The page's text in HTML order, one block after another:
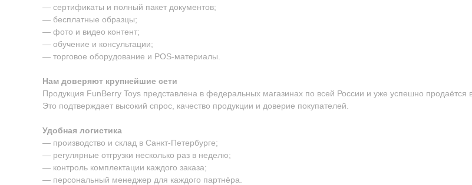
— сертификаты и полный пакет документов;
— бесплатные образцы;
— фото и видео контент;
— обучение и консультации;
— торговое оборудование и POS-материалы.
Нам доверяют крупнейшие сети
Продукция FunBerry Toys представлена в федеральных магазинах по всей России и уже успешно продаётся
Это подтверждает высокий спрос, качество продукции и доверие покупателей.
Удобная логистика
— производство и склад в Санкт-Петербурге;
— регулярные отгрузки несколько раз в неделю;
— контроль комплектации каждого заказа;
— персональный менеджер для каждого партнёра.